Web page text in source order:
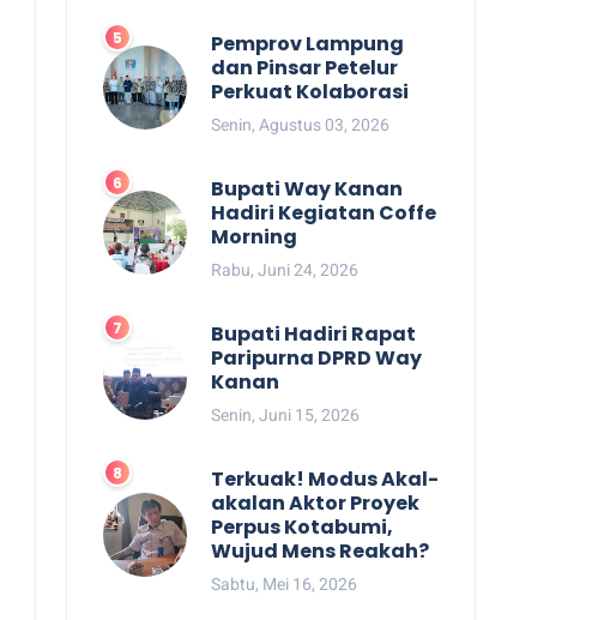
Pemprov Lampung
dan Pinsar Petelur
Perkuat Kolaborasi
Senin, Agustus 03, 2026
Bupati Way Kanan
Hadiri Kegiatan Coffe
Morning
Rabu, Juni 24, 2026
Bupati Hadiri Rapat
Paripurna DPRD Way
Kanan
Senin, Juni 15, 2026
Terkuak! Modus Akal-
akalan Aktor Proyek
Perpus Kotabumi,
Wujud Mens Reakah?
Sabtu, Mei 16, 2026